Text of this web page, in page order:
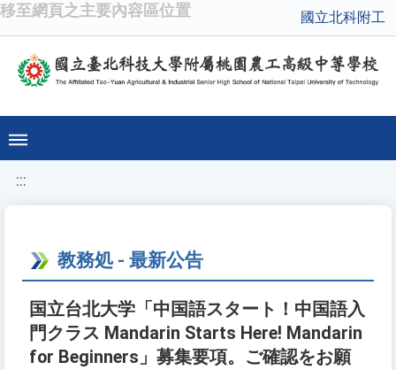
移至網頁之主要內容區位置 國立北科附工
:::
教務処 - 最新公告
国立台北大学「中国語スタート！中国語入
門クラス Mandarin Starts Here! Mandarin
for Beginners」募集要項。ご確認をお願